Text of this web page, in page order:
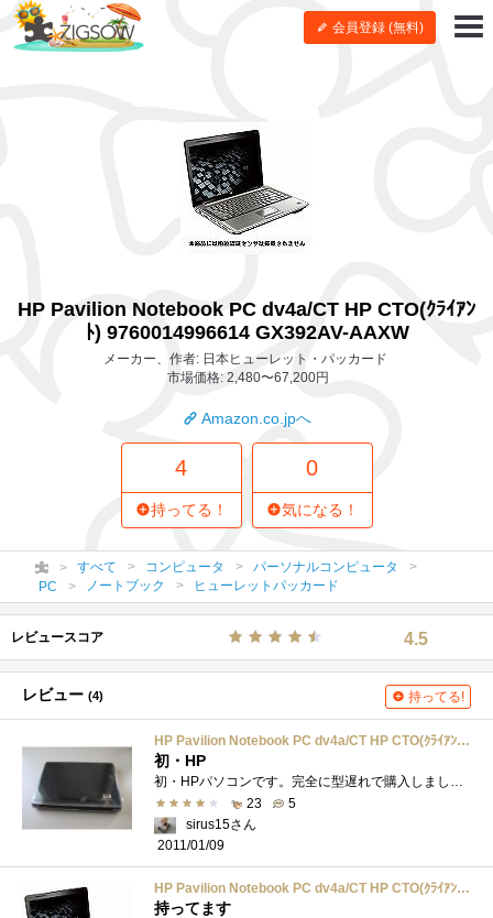
会員登録 (無料)
HP Pavilion Notebook PC dv4a/CT HP CTO(ｸﾗｲｱﾝ
ﾄ) 9760014996614 GX392AV-AAXW
メーカー、作者: 日本ヒューレット・パッカード
市場価格: 2,480〜67,200円
Amazon.co.jpへ
4
持ってる！
0
気になる！
すべて コンピュータ
パーソナルコンピュータ
PC
ノートブック ヒューレットパッカード
レビュースコア 4.5
レビュー (4) 持ってる!
HP Pavilion Notebook PC dv4a/CT HP CTO(ｸﾗｲｱﾝﾄ) 9760014996614 GX392AV-AAXW
初・HP
初・HPパソコンです。完全に型遅れで購入しました。以前使用していた約7年前のノートパソコンからの買い替えです。作りもしっかりしていてコ�...
23
5
sirus15さん
2011/01/09
HP Pavilion Notebook PC dv4a/CT HP CTO(ｸﾗｲｱﾝﾄ) 9760014996614 GX392AV-AAXW
持ってます